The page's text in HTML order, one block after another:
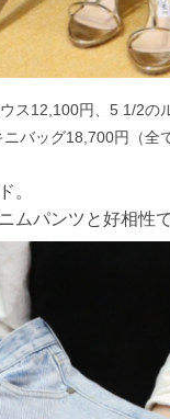
ス12,100円、5 1/2の
バッグ18,700円（全
。
ムパンツと好相性で